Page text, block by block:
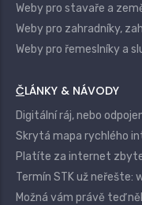
Weby pro stavaře a
Weby pro zahradníky,
Weby pro řemeslníky a
ČLÁNKY & NÁVODY
Digitální ráj, nebo
Skrytá mapa rychlého
Platíte za internet
Termín STK už neřešte:
Možná vám právě teď